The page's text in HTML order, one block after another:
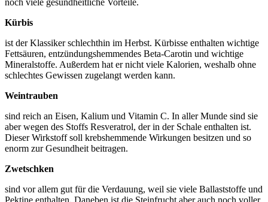
Kürbis
ist der Klassiker schlechthin im Herbst. Kürbisse enthalten wichtige
Fettsäuren, entzündungshemmendes Beta-Carotin und wichtige
Mineralstoffe. Außerdem hat er nicht viele Kalorien, weshalb ohne
schlechtes Gewissen zugelangt werden kann.
Weintrauben
sind reich an Eisen, Kalium und Vitamin C. In aller Munde sind sie
aber wegen des Stoffs Resveratrol, der in der Schale enthalten ist.
Dieser Wirkstoff soll krebshemmende Wirkungen besitzen und so
enorm zur Gesundheit beitragen.
Zwetschken
sind vor allem gut für die Verdauung, weil sie viele Ballaststoffe und
Pektine enthalten. Daneben ist die Steinfrucht aber auch noch voller